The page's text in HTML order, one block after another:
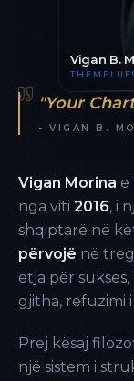
Vigan B.
"Your
- VIGAN B.
Vigan Morina e
nga viti 2016, i
shqiptarë në
përvojë në
etja për
gjitha, refuzimi
Prej kësaj
një sistem i